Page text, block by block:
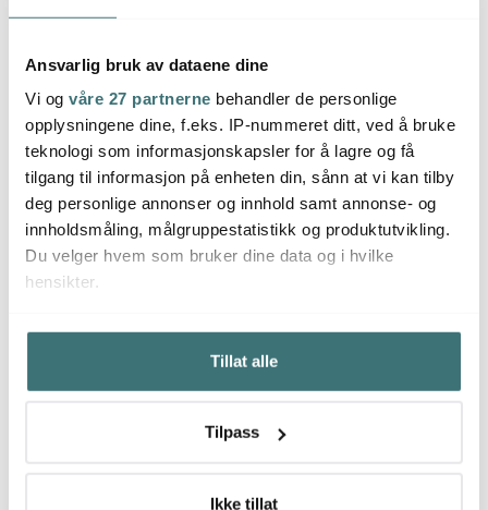
Ansvarlig bruk av dataene dine
Vi og våre 27 partnerne behandler de personlige
opplysningene dine, f.eks. IP-nummeret ditt, ved å bruke
teknologi som informasjonskapsler for å lagre og få
tilgang til informasjon på enheten din, sånn at vi kan tilby
deg personlige annonser og innhold samt annonse- og
innholdsmåling, målgruppestatistikk og produktutvikling.
Du velger hvem som bruker dine data og i hvilke
hensikter.
Hvis du gir oss lov, vil vi også gjerne:
Innhente informasjon om den geografiske
beliggenheten din, som kan være nøyaktig innenfor
Identifisere enheten din ved å aktivt skanne den for
kan du lese om hvordan dine personlige
Tillat alle
Tilpass
Ikke tillat
Moomin Arabia
Mummi skål 35 cl klar
143 kr 239 kr
På lager
Moomin Arabia
Mummi skål 35 cl
furugrønn
143 kr 239 kr
På lager
Du kanskje også liker